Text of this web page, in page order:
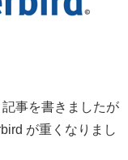
記事を書きましたが
が重くなりまし